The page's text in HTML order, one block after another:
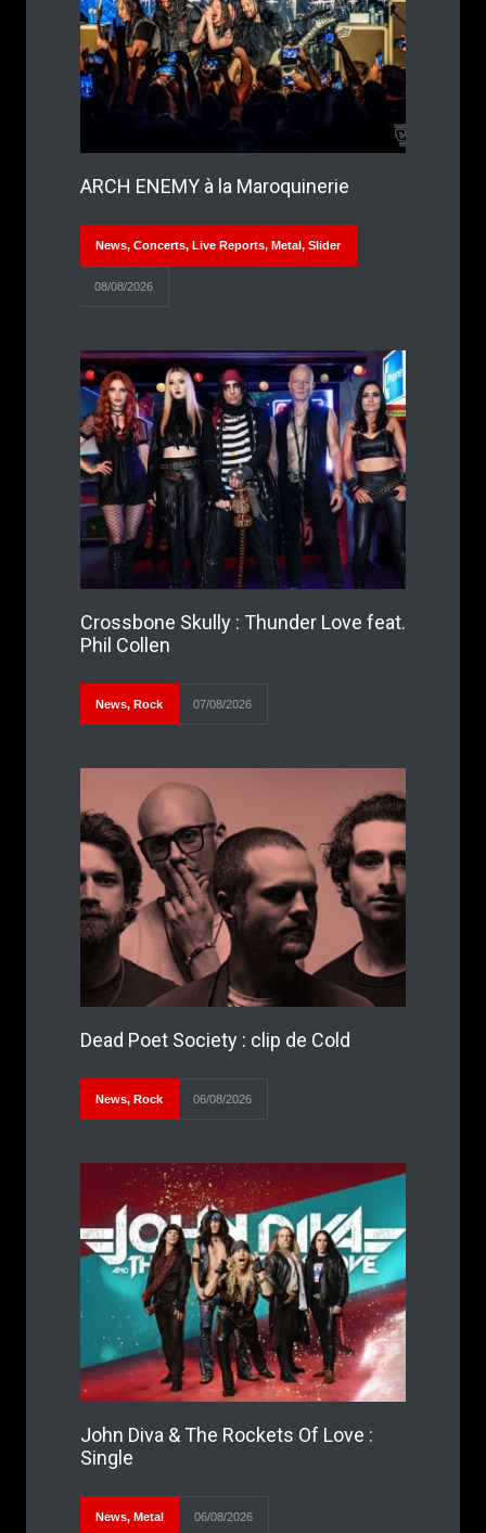
ARCH ENEMY à la Maroquinerie
News, Concerts, Live Reports, Metal , Slider
08/08/2026
Crossbone Skully : Thunder Love feat.
Phil Collen
News, Rock 07/08/2026
Dead Poet Society : clip de Cold
News, Rock 06/08/2026
John Diva & The Rockets Of Love :
Single
News, Metal 06/08/2026